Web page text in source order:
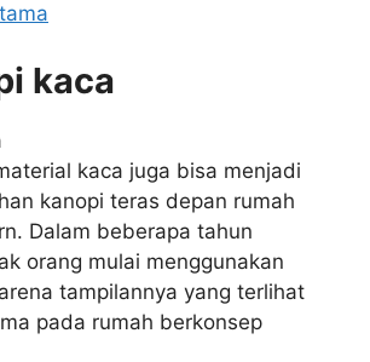
kaca
kaca juga bisa menjadi
kanopi teras depan rumah
Dalam beberapa tahun
orang mulai menggunakan
tampilannya yang terlihat
pada rumah berkonsep